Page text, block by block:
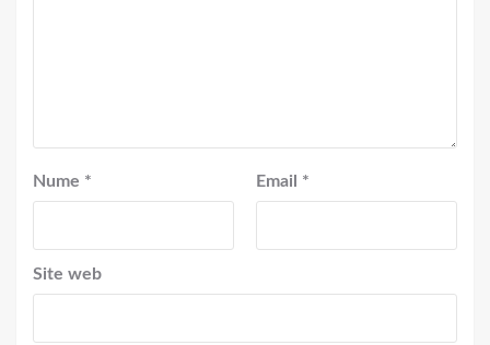
Nume * Email *
Site web